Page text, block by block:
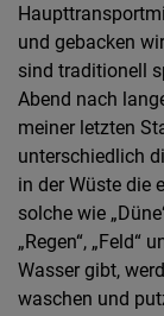
und gebacken
sind traditionell
Abend nach
meiner letzten
unterschiedlich
in der Wüste die
solche wie
„Regen“, „Feld“
Wasser gibt,
waschen und